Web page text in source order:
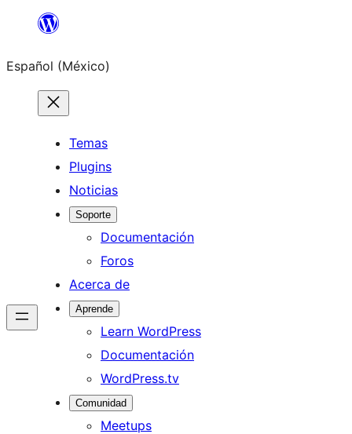
Saltar
contenido
Español (México)
Temas
Plugins
Noticias
Soporte
Documentación
Foros
Acerca de
Aprende
Learn WordPress
Documentación
WordPress.tv
Comunidad
Meetups